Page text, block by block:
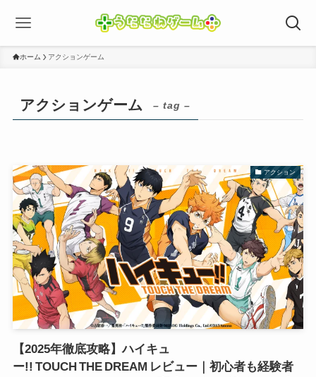
ホーム アクションゲーム
アクションゲーム – tag –
アクション
【2025年徹底攻略】ハイキュ
ー!! TOUCH THE DREAM レビュー｜初心者も経験者